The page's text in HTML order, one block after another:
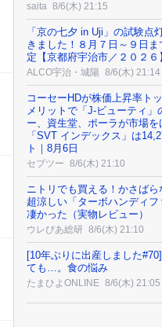
saita 8/6(木) 21:15
「京の七夕 in Uji」の試験点
きました！８月７日～９日ま
定【京都府宇治市／２０２６
ALCO宇治・城陽 8/6(木) 21:14
コーセーHDが株価上昇率ト
メリットで「J-ビューティ」
ー、資生堂、ポーラが市場
「SVT インデックス」は
ト｜8月6日
セブツー 8/6(木) 21:10
ニトリでも買える！かさばら
超涼しい「ターボハンディフ
凄かった（実物レビュー）
ウレぴあ総研 8/6(木) 21:10
[10年ぶりに出産しました
ても…。食の悩み
たまひよONLINE 8/6(木) 21:05